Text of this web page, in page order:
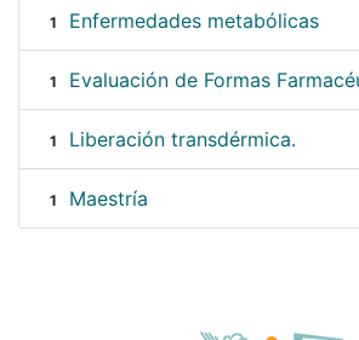
1 Enfermedades metabólicas
1 Evaluación de Formas
1 Liberación transdérmica.
1 Maestría